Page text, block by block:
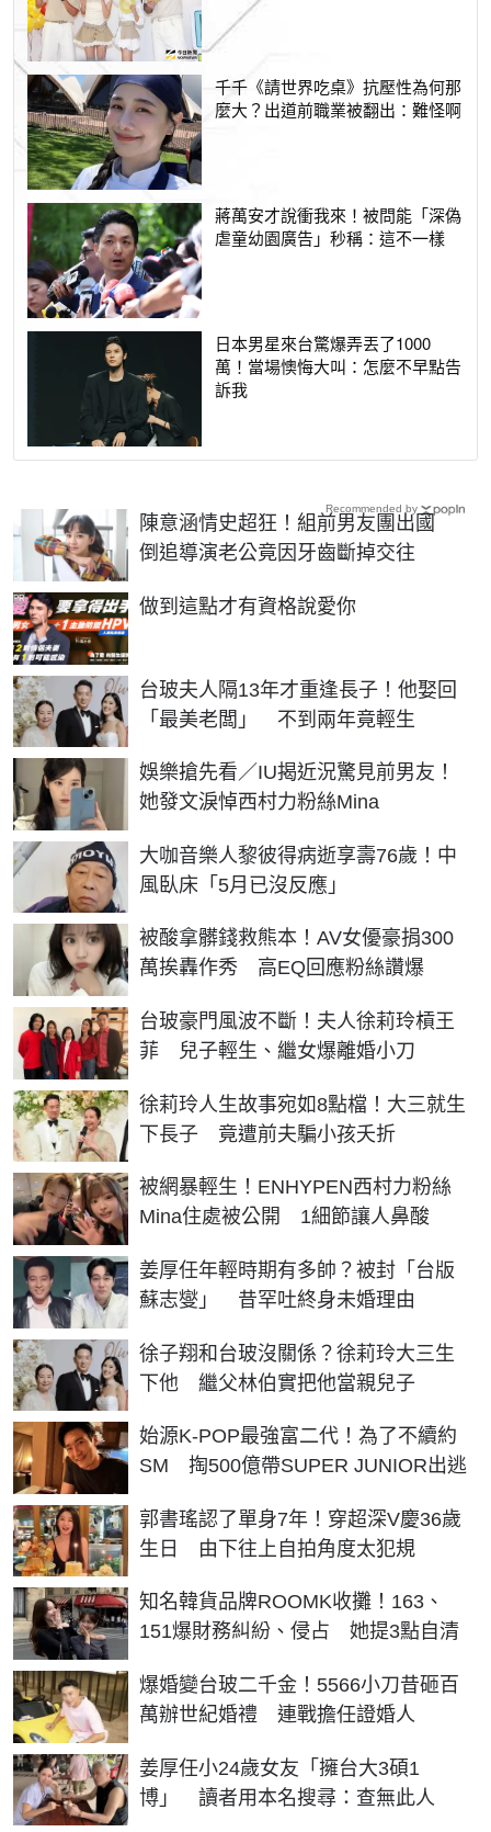
千千《請世界吃桌》抗壓性為何那
麼大？出道前職業被翻出：難怪啊
蔣萬安才說衝我來！被問能「深偽
虐童幼園廣告」秒稱：這不一樣
日本男星來台驚爆弄丟了1000
萬！當場懊悔大叫：怎麼不早點告
訴我
陳意涵情史超狂！組前男友團出國
倒追導演老公竟因牙齒斷掉交往
做到這點才有資格說愛你
PR
台玻夫人隔13年才重逢長子！他娶回
「最美老闆」 不到兩年竟輕生
娛樂搶先看／IU揭近況驚見前男友！
她發文淚悼西村力粉絲Mina
大咖音樂人黎彼得病逝享壽76歲！中
風臥床「5月已沒反應」
被酸拿髒錢救熊本！AV女優豪捐300
萬挨轟作秀 高EQ回應粉絲讚爆
台玻豪門風波不斷！夫人徐莉玲槓王
菲 兒子輕生、繼女爆離婚小刀
徐莉玲人生故事宛如8點檔！大三就生
下長子 竟遭前夫騙小孩夭折
被網暴輕生！ENHYPEN西村力粉絲
Mina住處被公開 1細節讓人鼻酸
姜厚任年輕時期有多帥？被封「台版
蘇志燮」 昔罕吐終身未婚理由
徐子翔和台玻沒關係？徐莉玲大三生
下他 繼父林伯實把他當親兒子
始源K-POP最強富二代！為了不續約
SM 掏500億帶SUPER JUNIOR出逃
郭書瑤認了單身7年！穿超深V慶36歲
生日 由下往上自拍角度太犯規
知名韓貨品牌ROOMK收攤！163、
151爆財務糾紛、侵占 她提3點自清
爆婚變台玻二千金！5566小刀昔砸百
萬辦世紀婚禮 連戰擔任證婚人
姜厚任小24歲女友「擁台大3碩1
博」 讀者用本名搜尋：查無此人
Recommended by